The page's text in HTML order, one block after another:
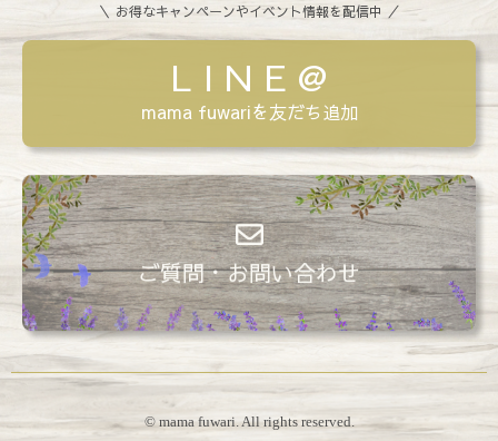
＼ お得なキャンペーンやイベント情報を配信中 ／
L I N E @
mama fuwariを友だち追加
ご質問・お問い合わせ
© mama fuwari. All rights reserved.